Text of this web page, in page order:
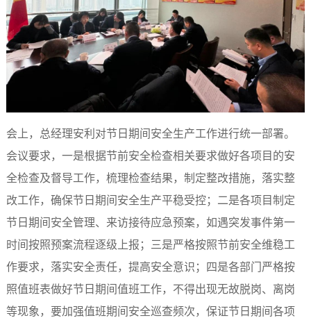
会上，总经理安利对节日期间安全生产工作进行统一部署。
会议要求，一是根据节前安全检查相关要求做好各项目的安
全检查及督导工作，梳理检查结果，制定整改措施，落实整
改工作，确保节日期间安全生产平稳受控；二是各项目制定
节日期间安全管理、来访接待应急预案，如遇突发事件第一
时间按照预案流程逐级上报；三是严格按照节前安全维稳工
作要求，落实安全责任，提高安全意识；四是各部门严格按
照值班表做好节日期间值班工作，不得出现无故脱岗、离岗
等现象，要加强值班期间安全巡查频次，保证节日期间各项